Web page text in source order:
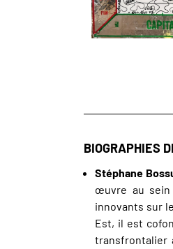
BIOGRAPHIES
Stéphane
œuvre au sein
innovants sur
Est, il est
transfrontalier